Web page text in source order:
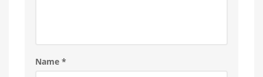
Name *